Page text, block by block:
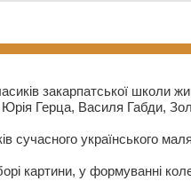
закарпатської школи
Герца, Василя Габди,
сучасного українського
картини, у формуванні